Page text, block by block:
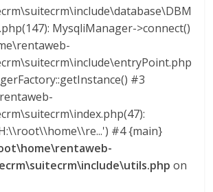
MysqliManager->connect()
#3
#4 {main}
on